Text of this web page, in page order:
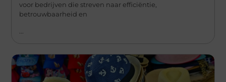
voor bedrijven die streven naar efficiëntie,
betrouwbaarheid en